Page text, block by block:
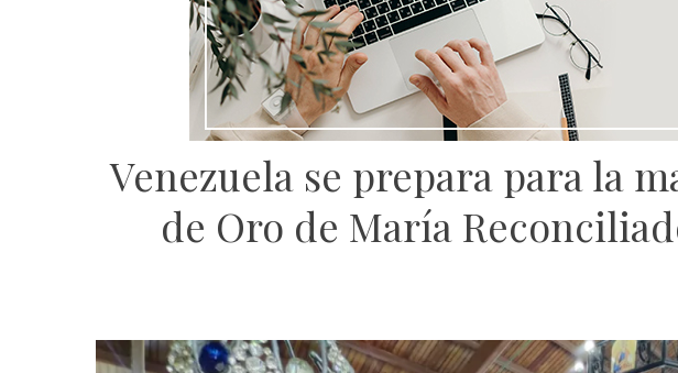
Venezuela se prepara para la
de Oro de María